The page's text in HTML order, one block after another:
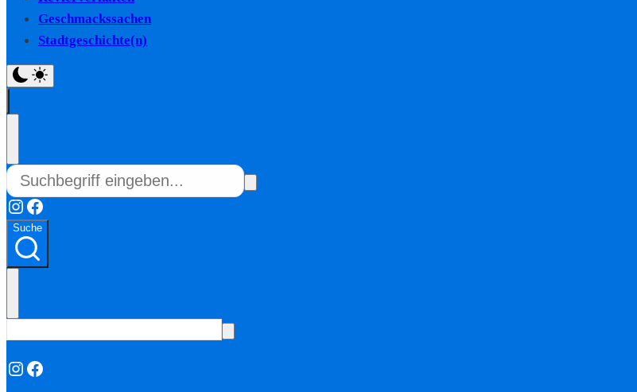
Geschmackssachen
Stadtgeschichte(n)
Instagram
Facebook
Suche
Instagram
Facebook